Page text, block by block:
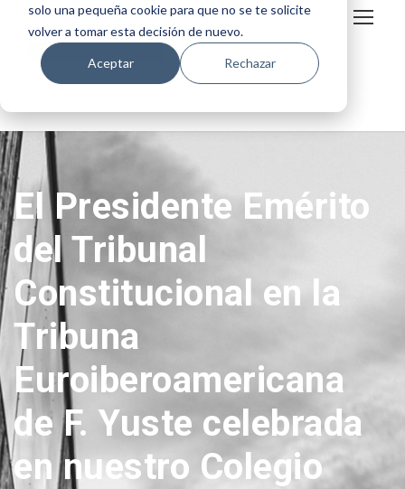
solo una pequeña cookie para que no se te solicite
volver a tomar esta decisión de nuevo.
Aceptar Rechazar
El Presidente Emérito
del Tribunal
Constitucional en la
Tribuna
Euroiberoamericana
de F. Yuste celebrada
en nuestro Colegio